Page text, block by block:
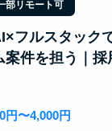
部リモート可
フルスタック
案件を担う｜
円〜4,000円